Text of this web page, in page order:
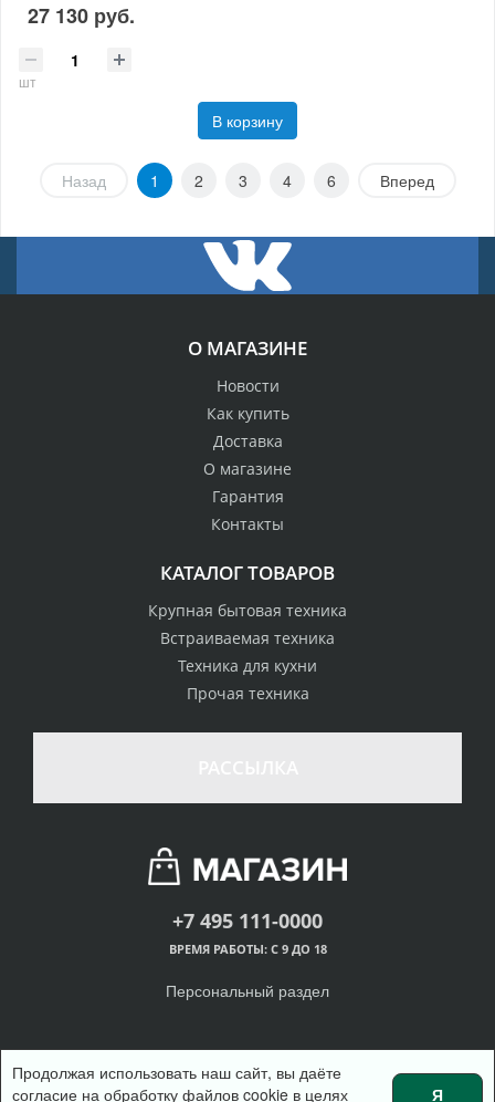
27 130 руб.
шт
В корзину
Назад 1 2 3 4 6 Вперед
О МАГАЗИНЕ
Новости
Как купить
Доставка
О магазине
Гарантия
Контакты
КАТАЛОГ ТОВАРОВ
Крупная бытовая техника
Встраиваемая техника
Техника для кухни
Прочая техника
+7 495 111-0000
ВРЕМЯ РАБОТЫ: С 9 ДО 18
Персональный раздел
Продолжая использовать наш сайт, вы даёте
согласие на обработку файлов cookie в целях
Я